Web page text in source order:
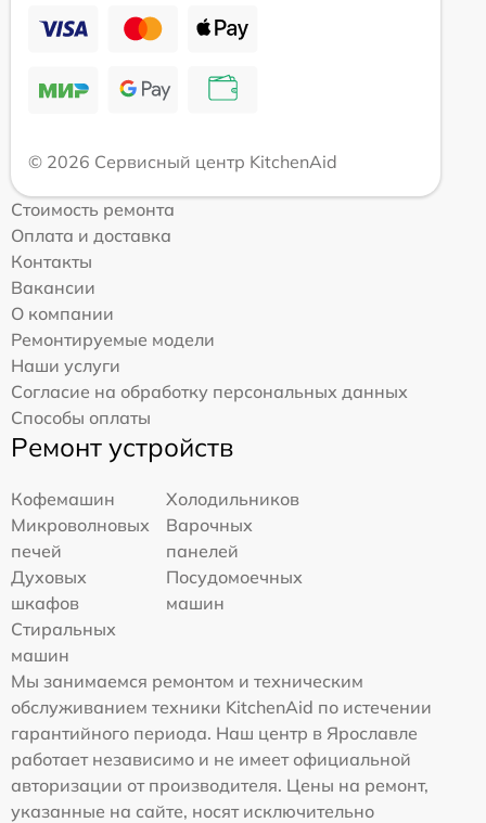
© 2026 Сервисный центр KitchenAid
Стоимость ремонта
Оплата и доставка
Контакты
Вакансии
О компании
Ремонтируемые модели
Наши услуги
Согласие на обработку персональных данных
Способы оплаты
Ремонт устройств
Кофемашин
Холодильников
Микроволновых
печей
Варочных
панелей
Духовых
шкафов
Посудомоечных
машин
Стиральных
машин
Мы занимаемся ремонтом и техническим
обслуживанием техники KitchenAid по истечении
гарантийного периода. Наш центр в Ярославле
работает независимо и не имеет официальной
авторизации от производителя. Цены на ремонт,
указанные на сайте, носят исключительно